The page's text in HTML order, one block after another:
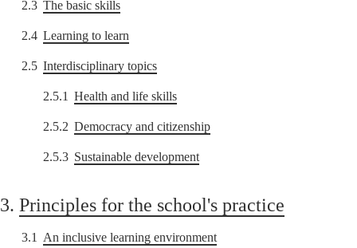
2.3 The basic skills
2.4 Learning to learn
2.5 Interdisciplinary topics
2.5.1 Health and life skills
2.5.2 Democracy and citizenship
2.5.3 Sustainable development
3. Principles for the school's practice
3.1 An inclusive learning environment